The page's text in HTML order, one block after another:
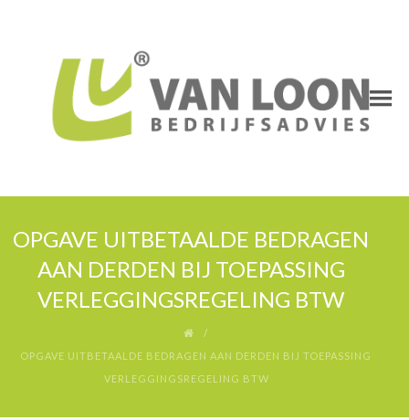
OPGAVE UITBETAALDE BEDRAGEN
AAN DERDEN BIJ TOEPASSING
VERLEGGINGSREGELING BTW
OPGAVE UITBETAALDE BEDRAGEN AAN DERDEN BIJ TOEPASSING
VERLEGGINGSREGELING BTW